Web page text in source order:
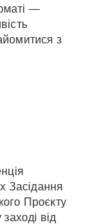
—
з
Засідання
Проєкту
від